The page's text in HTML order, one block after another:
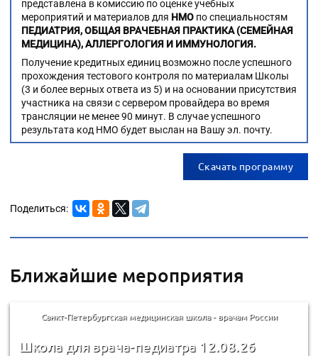
представлена в комиссию по оценке учебных
мероприятий и материалов для НМО по специальностям
ПЕДИАТРИЯ, ОБЩАЯ ВРАЧЕБНАЯ ПРАКТИКА (СЕМЕЙНАЯ
МЕДИЦИНА), АЛЛЕРГОЛОГИЯ И ИММУНОЛОГИЯ.
Получение кредитных единиц возможно после успешного
прохождения тестового контроля по материалам Школы
(3 и более верных ответа из 5) и на основании присутствия
участника на связи с сервером провайдера во время
трансляции не менее 90 минут. В случае успешного
результата код НМО будет выслан на Вашу эл. почту.
Скачать программу
Поделиться:
Ближайшие мероприятия
Санкт-Петербургская медицинская школа - врачам России
Школа для врача-педиатра 12.08.26